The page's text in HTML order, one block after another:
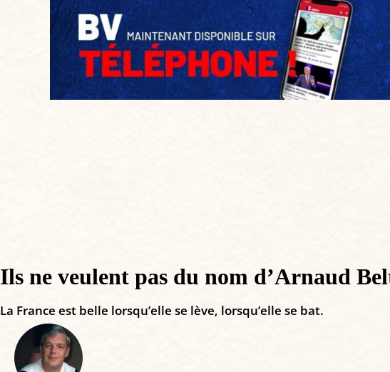
Ils ne veulent pas du nom d’Arnaud
La France est belle lorsqu’elle se lève, lorsqu’elle se bat.